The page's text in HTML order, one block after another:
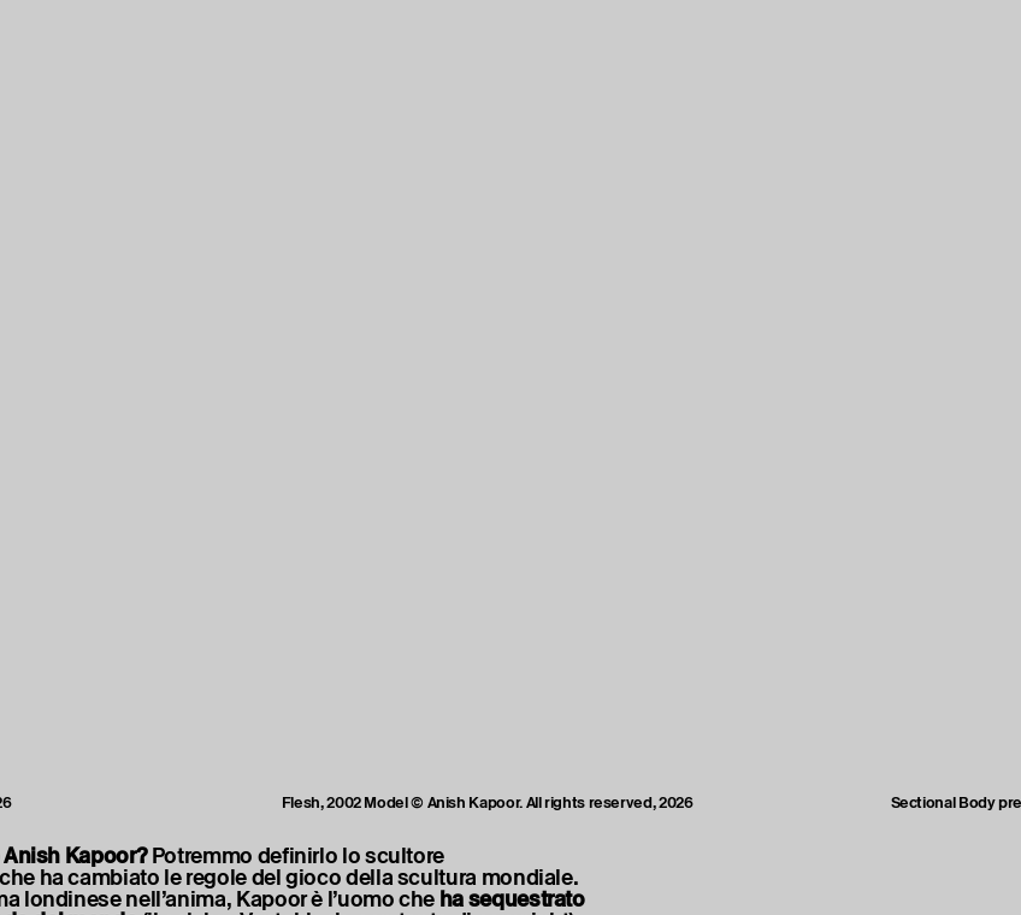
Flesh, 2002 Model © Anish Kapoor. All rights reserved, 2026 Sectional Body
Kapoor?Potremmo definirlo lo scultore
ha cambiato le regole del gioco della scultura mondiale.
londinese nell’anima, Kapoor è l’uomo che ha sequestrato